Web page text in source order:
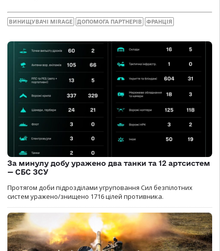
ВИНИЩУВАЧІ MIRAGE ДОПОМОГА ПАРТНЕРІВ ФРАНЦІЯ
За минулу добу уражено два танки та 12 артсистем
— СБС ЗСУ
Протягом доби підрозділами угруповання Сил безпілотних
систем уражено/знищено 1716 цілей противника.